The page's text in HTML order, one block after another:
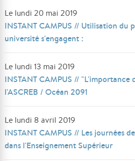
Le lundi 20 mai 2019
INSTANT CAMPUS // Utilisation du
université s'engagent :
Le lundi 13 mai 2019
INSTANT CAMPUS //
l'ASCREB / Océan 2091
Le lundi 8 avril 2019
INSTANT CAMPUS // Les journées
dans l'Enseignement Supérieur